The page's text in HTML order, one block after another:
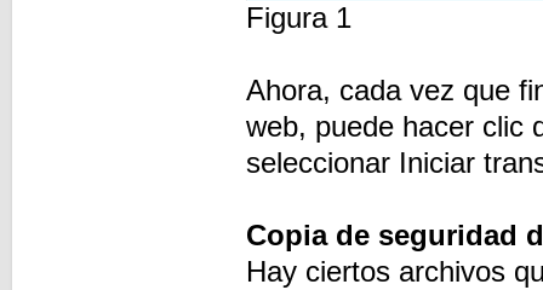
Figura 1
Ahora, cada vez que
web, puede hacer clic
seleccionar Iniciar
Copia de seguridad
Hay ciertos archivos